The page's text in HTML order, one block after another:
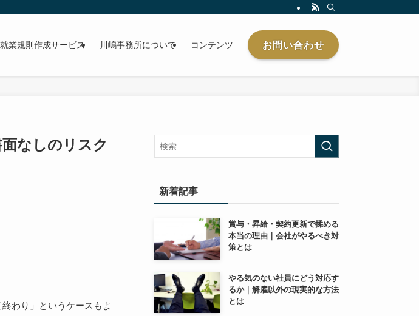
就業規則作成サービス 川嶋事務所について コンテンツ お問い合わせ
なしのリスク
わり」というケースもよ
新着記事
賞与・昇給・契約更新で揉める
本当の理由｜会社がやるべき対
策とは
やる気のない社員にどう対応す
るか｜解雇以外の現実的な方法
とは